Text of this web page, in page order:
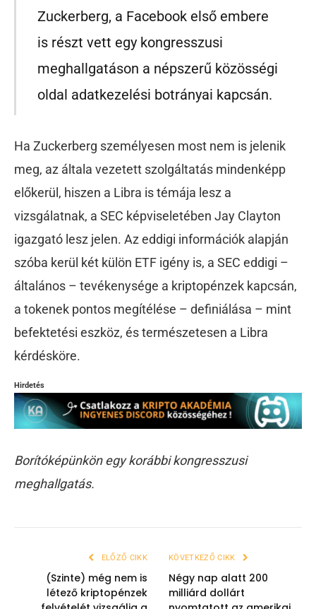
Zuckerberg, a Facebook első embere
is részt vett egy kongresszusi
meghallgatáson a népszerű közösségi
oldal adatkezelési botrányai kapcsán.
Ha Zuckerberg személyesen most nem is jelenik
meg, az általa vezetett szolgáltatás mindenképp
előkerül, hiszen a Libra is témája lesz a
vizsgálatnak, a SEC képviseletében Jay Clayton
igazgató lesz jelen. Az eddigi információk alapján
szóba kerül két külön ETF igény is, a SEC eddigi –
általános – tevékenysége a kriptopénzek kapcsán,
a tokenek pontos megítélése – definiálása – mint
befektetési eszköz, és természetesen a Libra
kérdésköre.
Hirdetés
Borítóképünkön egy korábbi kongresszusi
meghallgatás.
ELŐZŐ CIKK
(Szinte) még nem is
létező kriptopénzek
KÖVETKEZŐ CIKK
Négy nap alatt 200
milliárd dollárt